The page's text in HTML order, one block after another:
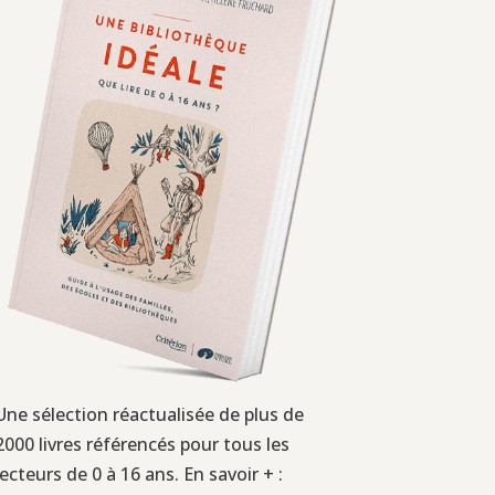
sélection réactualisée de plus de
livres référencés pour tous les
de 0 à 16 ans. En savoir + :